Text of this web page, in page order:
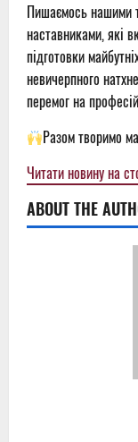
Пишаємось нашими
наставниками, які
підготовки
невичерпного
перемог на
Разом творимо
Читати новину на
ABOUT THE